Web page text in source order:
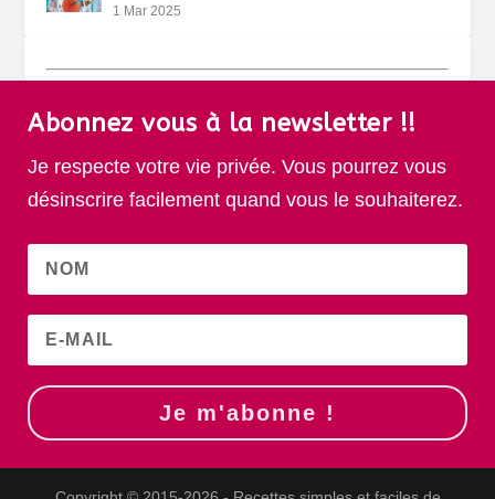
1 Mar 2025
Abonnez vous à la newsletter !!
Je respecte votre vie privée. Vous pourrez vous
désinscrire facilement quand vous le souhaiterez.
Je m'abonne !